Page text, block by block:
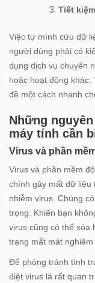
Tiết
Việc tự mình cứu dữ
người dùng phải có
dụng dịch vụ chuyên
hoặc hoạt động khác.
đề một cách nhanh
Những
máy tính cần
Virus và phần
Virus và phần mềm
chính gây mất dữ liệu
nhiễm virus. Chúng
trọng. Khiến bạn
virus cũng có thể xóa
trạng mất mát nghiêm
Để phòng tránh tình
diệt virus là rất quan